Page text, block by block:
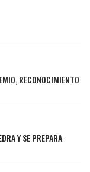
RECONOCIMIENTO
Y SE PREPARA